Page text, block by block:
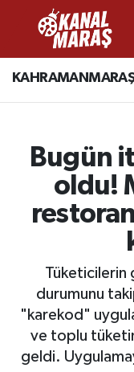
Bugün
oldu!
Tüketicilerin
durumunu
"karekod"
ve toplu
geldi.
CANLI YAYIN
SPOR
SİYASET
EKONOMİ
GÜNDEM
MAGAZİN
Süper Lig
Tüm Manşetler
Son Dakika
Haber Arşivi